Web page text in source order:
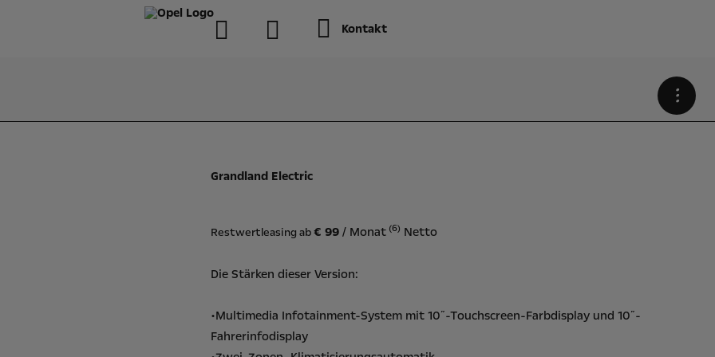
Kontakt
•
Grandland Electric
Restwertleasing ab€ 99 / Monat (6) Netto
Die Stärken dieser Version:
•Multimedia Infotainment-System mit 10˝-Touchscreen-Farbdisplay und 10˝-
Fahrerinfodisplay